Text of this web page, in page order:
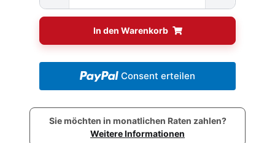
In den Warenkorb
Consent erteilen
Sie möchten in monatlichen Raten zahlen?
Weitere Informationen